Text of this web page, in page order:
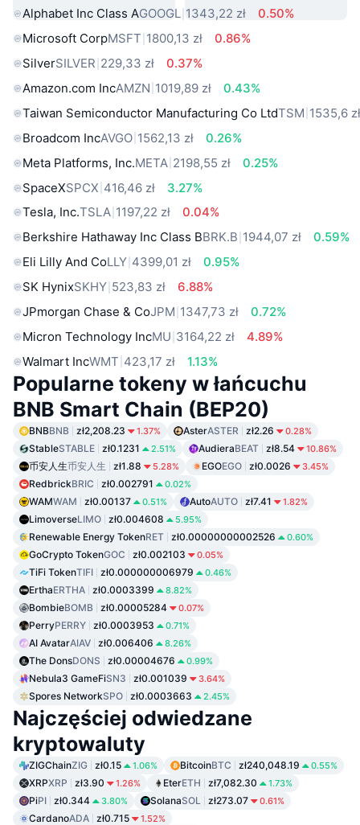
Alphabet Inc Class AGOOGL 1343,22 zł
0.50%
Microsoft CorpMSFT 1800,13 zł
0.86%
SilverSILVER 229,33 zł
0.37%
Amazon.com IncAMZN 1019,89 zł
0.43%
Taiwan Semiconductor Manufacturing Co LtdTSM 1535,6
Broadcom IncAVGO 1562,13 zł
0.26%
Meta Platforms, Inc.META 2198,55 zł
0.25%
SpaceXSPCX 416,46 zł
3.27%
Tesla, Inc.TSLA 1197,22 zł
0.04%
Berkshire Hathaway Inc Class BBRK.B 1944,07 zł
0.59%
Eli Lilly And CoLLY 4399,01 zł
0.95%
SK HynixSKHY 523,83 zł
6.88%
JPmorgan Chase & CoJPM 1347,73 zł
0.72%
Micron Technology IncMU 3164,22 zł
4.89%
Walmart IncWMT 423,17 zł 1.13%
Popularne tokeny w łańcuchu
BNB Smart Chain (BEP20)
BNBBNB zł2,208.23 1.37% AsterASTER zł2.26 0.28%
StableSTABLE zł0.1231 2.51% AudieraBEAT zł8.54 10.86%
币安人生币安人生 zł1.88 5.28% EGOEGO zł0.0026 3.45%
RedbrickBRIC zł0.002791 0.02%
WAMWAM zł0.00137 0.51% AutoAUTO zł7.41 1.82%
LimoverseLIMO zł0.004608 5.95%
Renewable Energy TokenRET zł0.00000000002526 0.60%
GoCrypto TokenGOC zł0.002103 0.05%
TiFi TokenTIFI zł0.000000006979 0.46%
ErthaERTHA zł0.0003399 8.82%
BombieBOMB zł0.00005284 0.07%
PerryPERRY zł0.0003953 0.71%
AI AvatarAIAV zł0.006406 8.26%
The DonsDONS zł0.00004676 0.99%
Nebula3 GameFiSN3 zł0.001039 3.64%
Spores NetworkSPO zł0.0003663 2.45%
Najczęściej odwiedzane
kryptowaluty
ZIGChainZIG zł0.15 1.06% BitcoinBTC zł240,048.19 0.55%
XRPXRP zł3.90 1.26% EterETH zł7,082.30 1.73%
PiPI zł0.344 3.80% SolanaSOL zł273.07 0.61%
CardanoADA zł0.715 1.52%